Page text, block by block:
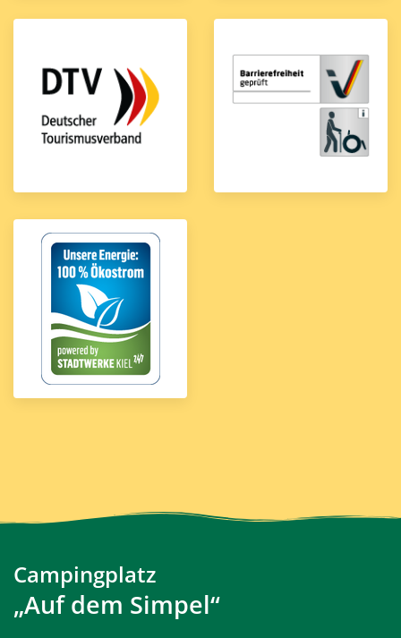
Campingplatz
„Auf dem Simpel“